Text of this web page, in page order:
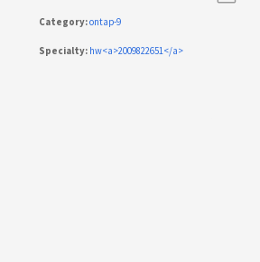
Category:ontap-9
Specialty: hw<a>2009822651</a>